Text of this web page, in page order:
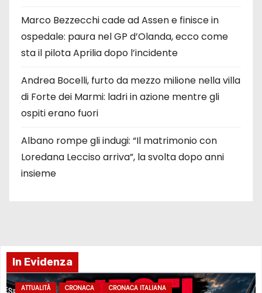
Marco Bezzecchi cade ad Assen e finisce in
ospedale: paura nel GP d’Olanda, ecco come
sta il pilota Aprilia dopo l’incidente
Andrea Bocelli, furto da mezzo milione nella villa
di Forte dei Marmi: ladri in azione mentre gli
ospiti erano fuori
Albano rompe gli indugi: “Il matrimonio con
Loredana Lecciso arriva”, la svolta dopo anni
insieme
In Evidenza
ATTUALITÀ CRONACA CRONACA ITALIANA